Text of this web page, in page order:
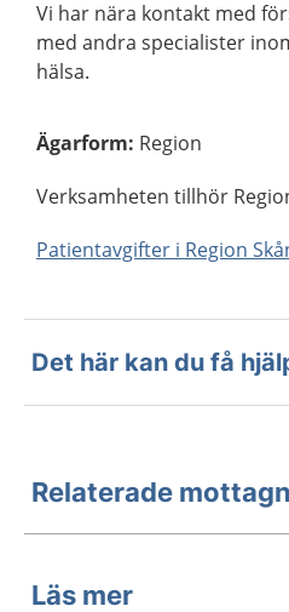
Vi har nära kontakt med
med andra specialister
hälsa.
Ägarform: Region
Verksamheten tillhör
Patientavgifter i Region
Det här kan du få
Relaterade
Läs mer